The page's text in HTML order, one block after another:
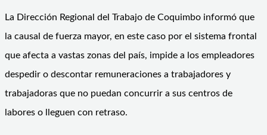
La Dirección Regional del Trabajo de Coquimbo informó que
la causal de fuerza mayor, en este caso por el sistema frontal
que afecta a vastas zonas del país, impide a los empleadores
despedir o descontar remuneraciones a trabajadores y
trabajadoras que no puedan concurrir a sus centros de
labores o lleguen con retraso.